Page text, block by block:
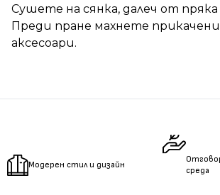
Сушете на сянка, далеч от
Преди пране махнете
аксесоари.
Модерен стил и дизайн
среда